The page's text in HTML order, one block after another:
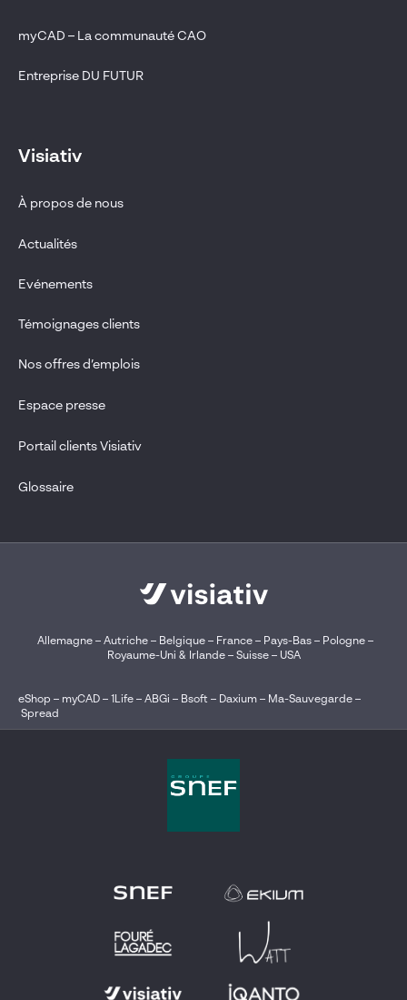
myCAD – La communauté CAO
Entreprise DU FUTUR
Visiativ
À propos de nous
Actualités
Evénements
Témoignages clients
Nos offres d’emplois
Espace presse
Portail clients Visiativ
Glossaire
Allemagne– Autriche– Belgique – France– Pays-Bas– Pologne–
Royaume-Uni & Irlande– Suisse– USA
eShop – myCAD – 1Life – ABGi – Bsoft – Daxium – Ma-Sauvegarde –
Spread